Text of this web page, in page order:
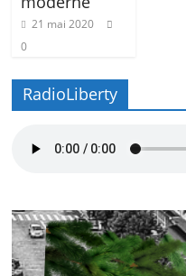
21 mai 2020
0
RadioLiberty